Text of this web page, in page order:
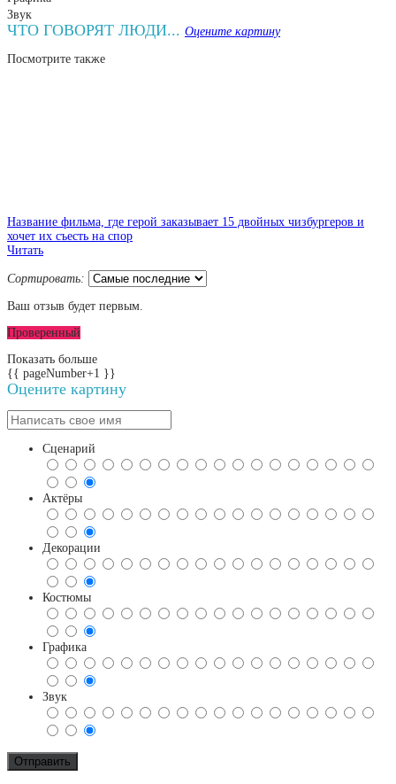
Звук
ЧТО ГОВОРЯТ ЛЮДИ... Оцените картину
Посмотрите также
Название фильма, где герой заказывает 15 двойных чизбургеров и
хочет их съесть на спор
Читать
Сортировать:
Ваш отзыв будет первым.
Проверенный
Показать больше
{{ pageNumber+1 }}
Оцените картину
Сценарий
Актёры
Декорации
Костюмы
Графика
Звук